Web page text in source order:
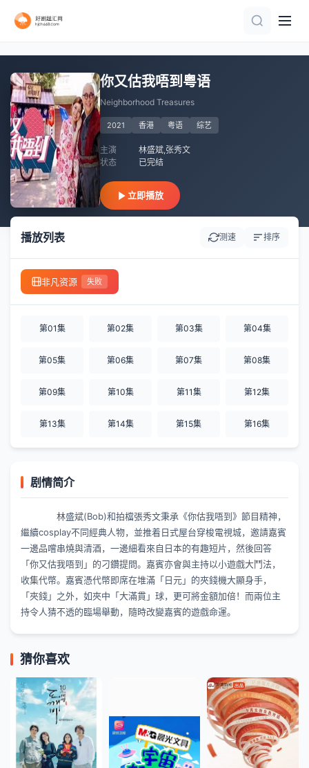
你又估我唔到粤语
Neighborhood Treasures
2021 香港 粤语 综艺
主演
林盛斌,张秀文
状态
已完结
立即播放
播放列表 测速 排序
非凡资源 失败
第01集 第02集 第03集 第04集
第05集 第06集 第07集 第08集
第09集 第10集 第11集 第12集
第13集 第14集 第15集 第16集
剧情简介
林盛斌(Bob)和拍檔張秀文秉承《你估我唔到》節目精神，
繼續cosplay不同經典人物，並推着日式屋台穿梭電視城，邀請嘉賓
一邊品嚐串燒與清酒，一邊細看來自日本的有趣短片，然後回答
「你又估我唔到」的刁鑽提問。嘉賓亦會與主持以小遊戲大鬥法，
收集代幣。嘉賓憑代幣即席在堆滿「日元」的夾錢機大顯身手，
「夾錢」之外，如夾中「大滿貫」球，更可將金額加倍！而兩位主
持令人猜不透的臨場舉動，隨時改變嘉賓的遊戲命運。
猜你喜欢
全4集
第3期
20260806萧敬腾澄清造谣落泪
更新至20260709期
第5期
20260808第5期下 小鹿汤包互相安慰缓解备孕压力
第10集完结
完结
第1期
更新至第16集